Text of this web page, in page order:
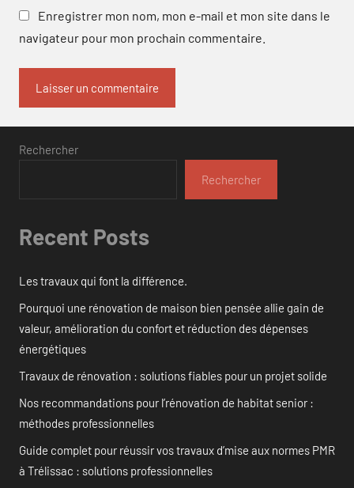
Enregistrer mon nom, mon e-mail et mon site dans le
navigateur pour mon prochain commentaire.
Rechercher
Rechercher
Recent Posts
Les travaux qui font la différence.
Pourquoi une rénovation de maison bien pensée allie gain de
valeur, amélioration du confort et réduction des dépenses
énergétiques
Travaux de rénovation : solutions fiables pour un projet solide
Nos recommandations pour l’rénovation de habitat senior :
méthodes professionnelles
Guide complet pour réussir vos travaux d’mise aux normes PMR
à Trélissac : solutions professionnelles